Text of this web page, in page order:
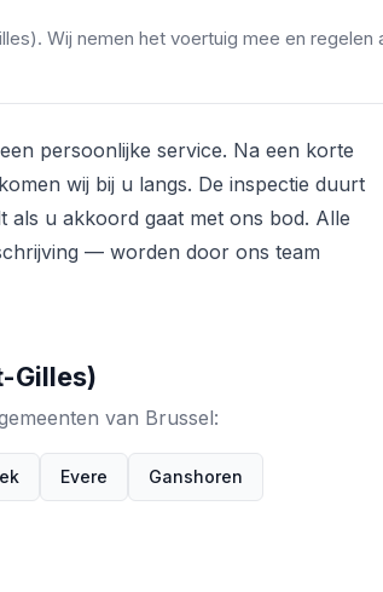
Wij nemen het voertuig mee en regelen
persoonlijke service. Na een korte
wij bij u langs. De inspectie duurt
als u akkoord gaat met ons bod. Alle
— worden door ons team
Gilles)
van Brussel:
Evere Ganshoren